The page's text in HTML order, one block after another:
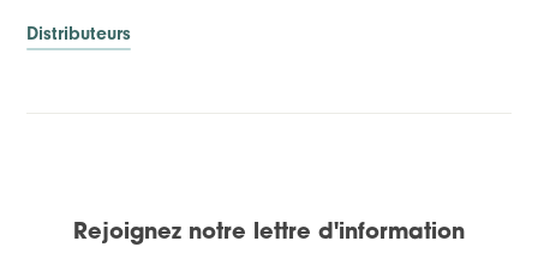
Distributeurs
Rejoignez notre lettre d'information